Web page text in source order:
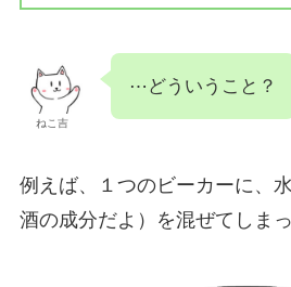
ねこ吉
⋯どういうこと？
例えば、１つのビーカーに、
酒の成分だよ）を混ぜてしま